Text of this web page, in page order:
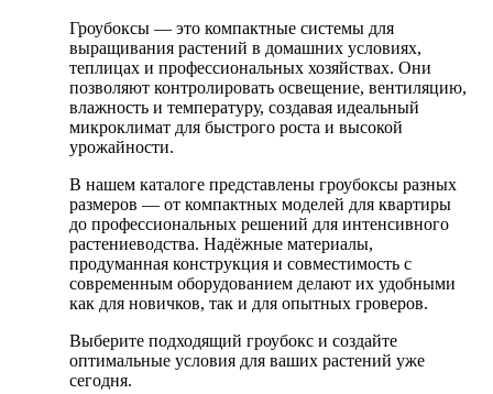
Гроубоксы — это компактные системы для
выращивания растений в домашних условиях,
теплицах и профессиональных хозяйствах. Они
позволяют контролировать освещение, вентиляцию,
влажность и температуру, создавая идеальный
микроклимат для быстрого роста и высокой
урожайности.
В нашем каталоге представлены гроубоксы разных
размеров — от компактных моделей для квартиры
до профессиональных решений для интенсивного
растениеводства. Надёжные материалы,
продуманная конструкция и совместимость с
современным оборудованием делают их удобными
как для новичков, так и для опытных гроверов.
Выберите подходящий гроубокс и создайте
оптимальные условия для ваших растений уже
сегодня.